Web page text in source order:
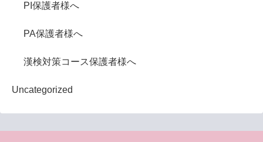
PI保護者様へ
PA保護者様へ
漢検対策コース保護者様へ
Uncategorized